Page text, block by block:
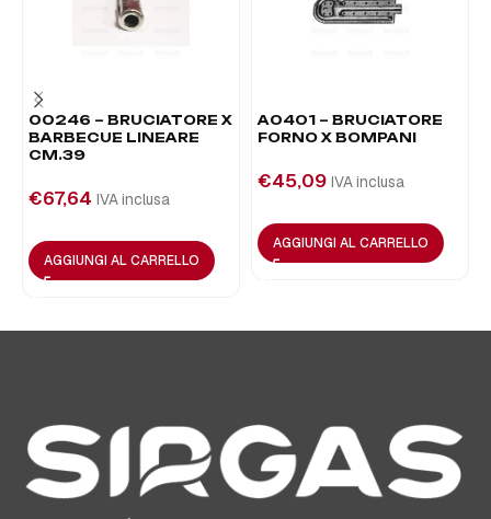
00246 – BRUCIATORE X
BARBECUE LINEARE
CM.39
€67,64 IVA inclusa
AGGIUNGI AL CARRELLO
A0401 – BRUCIATORE
FORNO X BOMPANI
€45,09 IVA inclusa
AGGIUNGI AL CARRELLO